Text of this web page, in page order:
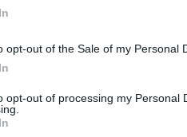
opt-out of the Sale of my Personal
opt-out of processing my Personal
je v místech původní,
pastviny v
Exmooru. Plochy, kde
opět rozsáhlejší, než v
Dostál z